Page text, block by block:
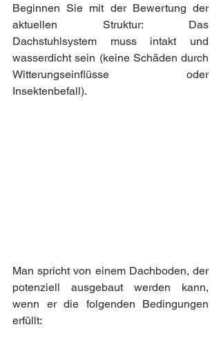
Beginnen Sie mit der Bewertung der
aktuellen Struktur: Das
Dachstuhlsystem muss intakt und
wasserdicht sein (keine Schäden durch
Witterungseinflüsse oder
Insektenbefall).
Man spricht von einem Dachboden, der
potenziell ausgebaut werden kann,
wenn er die folgenden Bedingungen
erfüllt: